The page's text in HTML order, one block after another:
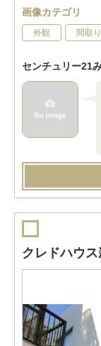
画像カテゴリ
外観 間取り
センチュリー21
クレドハウ